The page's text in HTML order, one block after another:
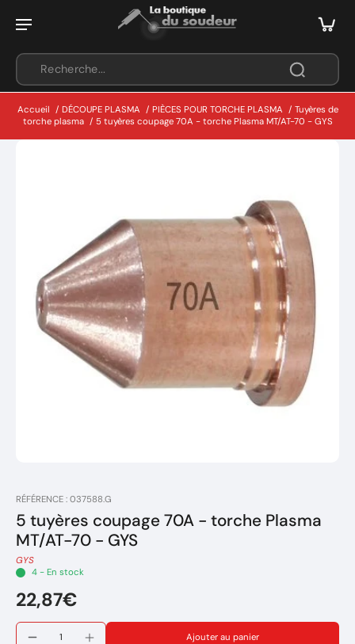
Accueil / DÉCOUPE PLASMA / PIÈCES POUR TORCHE PLASMA / Tuyères de
torche plasma / 5 tuyères coupage 70A - torche Plasma MT/AT-70 - GYS
RÉFÉRENCE : 037588.G
5 tuyères coupage 70A - torche Plasma
MT/AT-70 - GYS
GYS
4 - En stock
22,87€
Ajouter au panier